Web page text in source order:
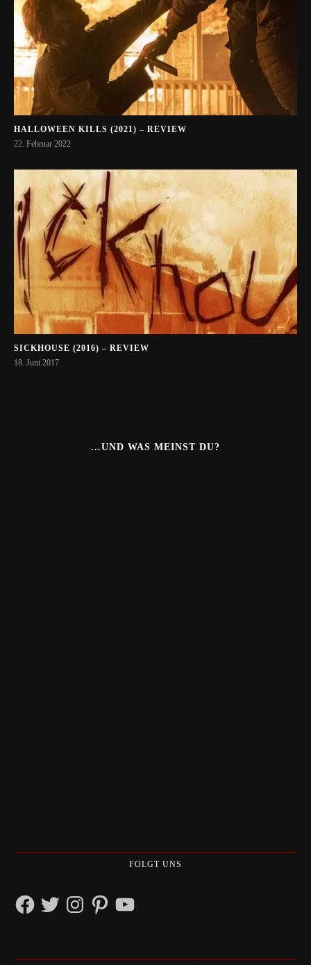
HALLOWEEN KILLS (2021) – REVIEW
22. Februar 2022
SICKHOUSE (2016) – REVIEW
18. Juni 2017
...UND WAS MEINST DU?
FOLGT UNS
FacebookTwitterInstagramPinterestYouTube